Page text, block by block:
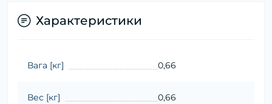
Характеристики
Вага [кг] 0,66
Вес [кг] 0,66